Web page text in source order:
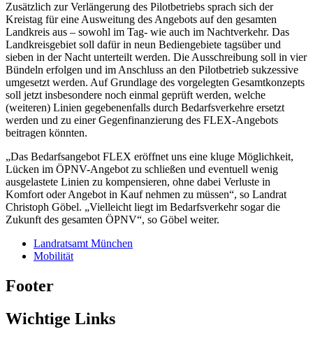
Zusätzlich zur Verlängerung des Pilotbetriebs sprach sich der
Kreistag für eine Ausweitung des Angebots auf den gesamten
Landkreis aus – sowohl im Tag- wie auch im Nachtverkehr. Das
Landkreisgebiet soll dafür in neun Bediengebiete tagsüber und
sieben in der Nacht unterteilt werden. Die Ausschreibung soll in vier
Bündeln erfolgen und im Anschluss an den Pilotbetrieb sukzessive
umgesetzt werden. Auf Grundlage des vorgelegten Gesamtkonzepts
soll jetzt insbesondere noch einmal geprüft werden, welche
(weiteren) Linien gegebenenfalls durch Bedarfsverkehre ersetzt
werden und zu einer Gegenfinanzierung des FLEX-Angebots
beitragen könnten.
„Das Bedarfsangebot FLEX eröffnet uns eine kluge Möglichkeit,
Lücken im ÖPNV-Angebot zu schließen und eventuell wenig
ausgelastete Linien zu kompensieren, ohne dabei Verluste in
Komfort oder Angebot in Kauf nehmen zu müssen“, so Landrat
Christoph Göbel. „Vielleicht liegt im Bedarfsverkehr sogar die
Zukunft des gesamten ÖPNV“, so Göbel weiter.
Landratsamt München
Mobilität
Footer
Wichtige Links